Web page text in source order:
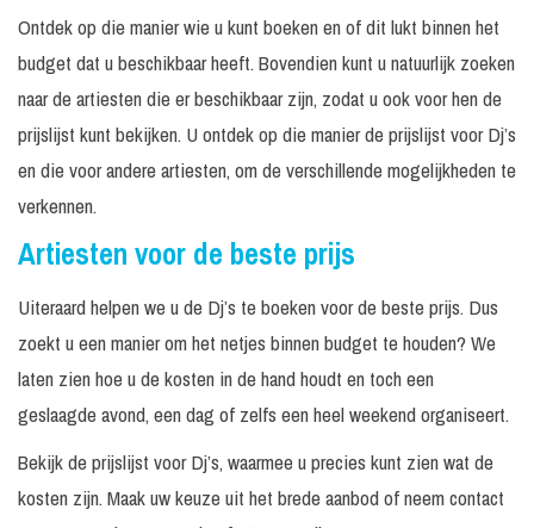
Ontdek op die manier wie u kunt boeken en of dit lukt binnen het
budget dat u beschikbaar heeft. Bovendien kunt u natuurlijk zoeken
naar de artiesten die er beschikbaar zijn, zodat u ook voor hen de
prijslijst kunt bekijken. U ontdek op die manier de prijslijst voor Dj’s
en die voor andere artiesten, om de verschillende mogelijkheden te
verkennen.
Artiesten voor de beste prijs
Uiteraard helpen we u de Dj’s te boeken voor de beste prijs. Dus
zoekt u een manier om het netjes binnen budget te houden? We
laten zien hoe u de kosten in de hand houdt en toch een
geslaagde avond, een dag of zelfs een heel weekend organiseert.
Bekijk de prijslijst voor Dj’s, waarmee u precies kunt zien wat de
kosten zijn. Maak uw keuze uit het brede aanbod of neem contact